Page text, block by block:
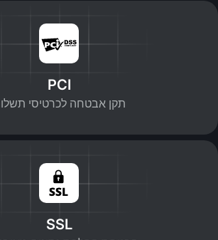
PCI
תקן אבטחה לכרטיסי
SSL